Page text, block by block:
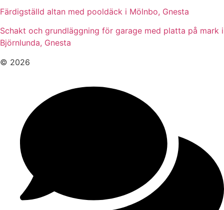
Färdigställd altan med pooldäck i Mölnbo, Gnesta
Schakt och grundläggning för garage med platta på mark i
Björnlunda, Gnesta
© 2026